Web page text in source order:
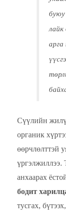
буюу
лайк
арга
Сүүлийн
органик
өөрчлөлттэй
үргэлжиллээ.
анхаарах
бодит
тусгах,